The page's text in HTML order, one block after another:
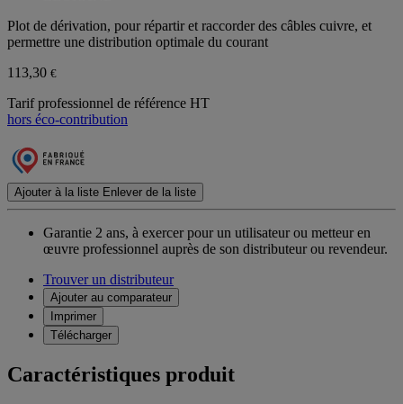
Plot de dérivation, pour répartir et raccorder des câbles cuivre, et
permettre une distribution optimale du courant
113,30 €
Tarif professionnel de référence HT
hors éco-contribution
Ajouter à la liste Enlever de la liste
Garantie 2 ans, à exercer pour un utilisateur ou metteur en
œuvre professionnel auprès de son distributeur ou revendeur.
Trouver un distributeur
Ajouter au comparateur
Imprimer
Télécharger
Caractéristiques produit